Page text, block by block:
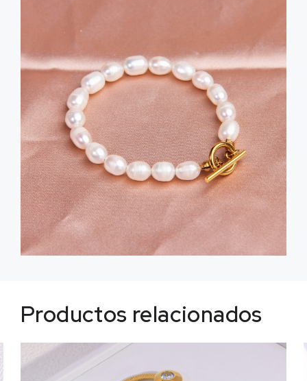
Productos relacionados